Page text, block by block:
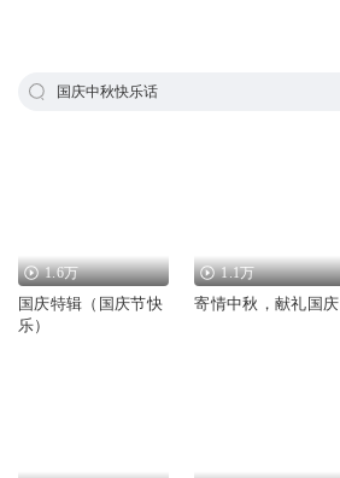
国庆中秋快乐话
1.6万
国庆特辑（国庆节快
乐）
1.1万
寄情中秋，献礼国庆